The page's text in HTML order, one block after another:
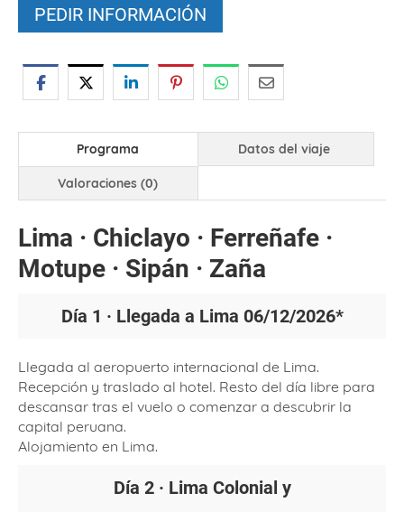
PEDIR INFORMACIÓN
Programa Datos del viaje
Valoraciones (0)
Lima · Chiclayo · Ferreñafe ·
Motupe · Sipán · Zaña
Día 1 · Llegada a Lima 06/12/2026*
Llegada al aeropuerto internacional de Lima.
Recepción y traslado al hotel. Resto del día libre para
descansar tras el vuelo o comenzar a descubrir la
capital peruana.
Alojamiento en Lima.
Día 2 · Lima Colonial y